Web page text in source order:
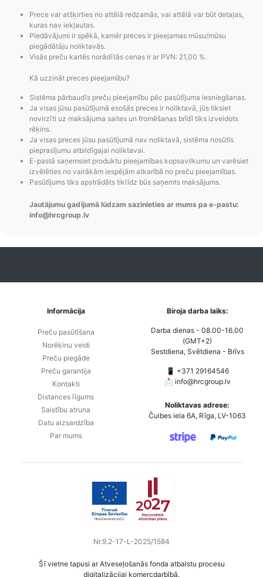
Pasūtījumu statusa
maiņas
paziņojumi,
Izsekošana,
Pasūtījumu re-
order u.c.
Visi pieejamie
to izmaksas bez
lietotāja konta
izveides.
Prece var atšķirties no attēlā redzamās, vai attēlā var būt detaļas,
kuras nav iekļautas.
Piedāvājumi ir spēkā, kamēr preces ir pieejamas mūsu/mūsu
piegādātāju noliktavās.
Visās preču kartēs norādītās cenas ir ar PVN: 21,00 %.
Kā uzzināt preces pieejamību?
Sistēma pārbaudīs preču pieejamību pēc pasūtījuma iesniegšanas.
Ja visas jūsu pasūtījumā esošās preces ir noliktavā, jūs tiksiet
novirzīti uz maksājuma saites un fromēšanas brīdī tiks izveidots
rēķins.
Ja visas preces jūsu pasūtījumā nav noliktavā, sistēma nosūtīs
pieprasījumu atbildīgajai noliktavai.
E-pastā saņemsiet produktu pieejamības kopsavilkumu un varēsiet
izvēlēties no vairākām iespējām atkarībā no preču pieejamības.
Pasūtījums tiks apstrādāts tiklīdz būs saņemts maksājums.
Jautājumu gadījumā lūdzam sazinieties ar mums pa e-pastu:
info@hrcgroup.lv
Informācija
Preču pasūtīšana
Norēķinu veidi
Preču piegāde
Preču garantija
Kontakti
Distances līgums
Saistību atruna
Datu aizsardzība
Par mums
Biroja darba laiks:
Darba dienas - 08.00-16.00
(GMT+2)
Sestdiena, Svētdiena - Brīvs
📱 +371 29164546
📩 info@hrcgroup.lv
Noliktavas adrese:
Čuibes iela 6A, Rīga, LV-1063
Nr.9.2-17-L-2025/1584
Šī vietne tapusi ar Atveseļošanās fonda atbalstu procesu
digitalizācijai komercdarbībā.